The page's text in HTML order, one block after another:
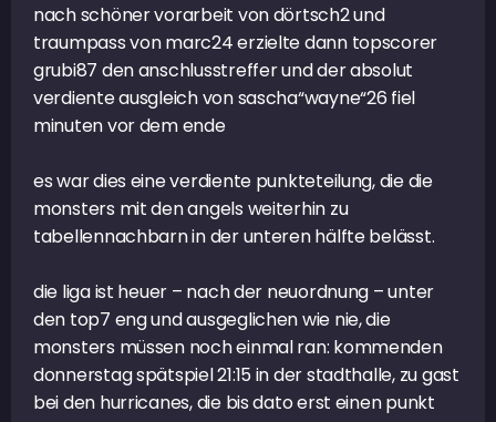
nach schöner vorarbeit von dörtsch2 und
traumpass von marc24 erzielte dann topscorer
grubi87 den anschlusstreffer und der absolut
verdiente ausgleich von sascha“wayne“26 fiel
minuten vor dem ende
es war dies eine verdiente punkteteilung, die die
monsters mit den angels weiterhin zu
tabellennachbarn in der unteren hälfte belässt.
die liga ist heuer – nach der neuordnung – unter
den top7 eng und ausgeglichen wie nie, die
monsters müssen noch einmal ran: kommenden
donnerstag spätspiel 21:15 in der stadthalle, zu gast
bei den hurricanes, die bis dato erst einen punkt